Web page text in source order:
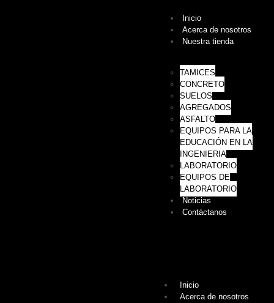
Inicio
Acerca de nosotros
Nuestra tienda
TAMICES
CONCRETO
SUELOS
AGREGADOS
ASFALTO
EQUIPOS PARA LA
EDUCACIÓN EN LA
INGENIERIA
LABORATORIO
EQUIPOS DE
LABORATORIO
Noticias
Contáctanos
Inicio
Acerca de nosotros